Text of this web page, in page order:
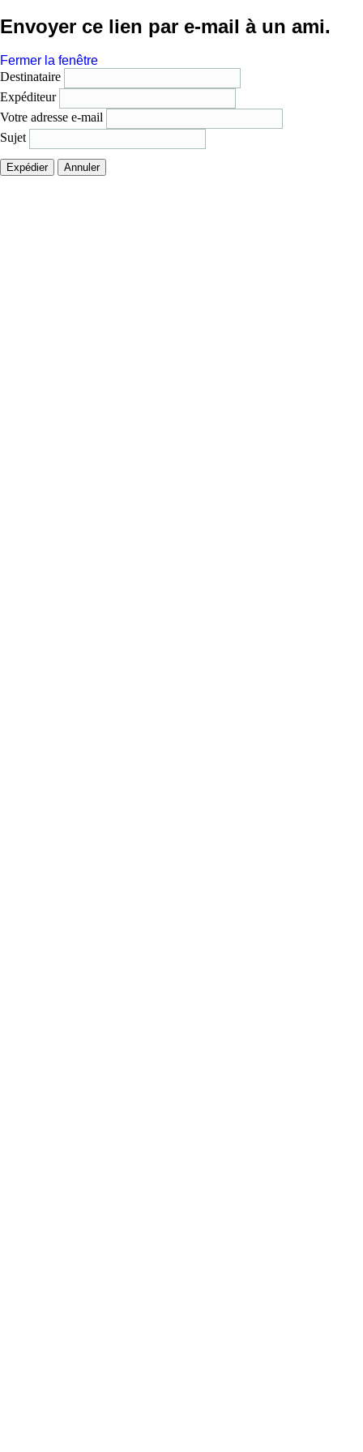
Envoyer ce lien par e-mail à un ami.
Fermer la fenêtre
Destinataire
Expéditeur
Votre adresse e-mail
Sujet
Expédier Annuler